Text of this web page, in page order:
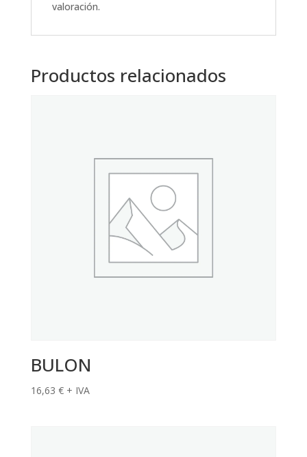
valoración.
Productos relacionados
BULON
16,63 € + IVA